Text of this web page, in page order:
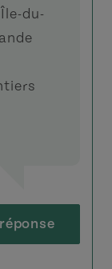
du-